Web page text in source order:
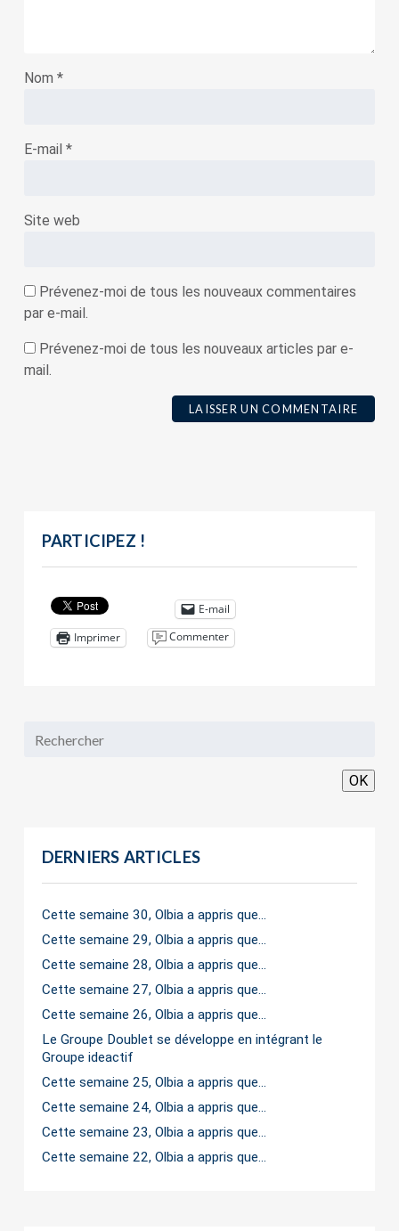
Nom *
E-mail *
Site web
Prévenez-moi de tous les nouveaux commentaires
par e-mail.
Prévenez-moi de tous les nouveaux articles par e-
mail.
PARTICIPEZ !
E-mail
Imprimer
Commenter
OK
DERNIERS ARTICLES
Cette semaine 30, Olbia a appris que…
Cette semaine 29, Olbia a appris que…
Cette semaine 28, Olbia a appris que…
Cette semaine 27, Olbia a appris que…
Cette semaine 26, Olbia a appris que…
Le Groupe Doublet se développe en intégrant le
Groupe ideactif
Cette semaine 25, Olbia a appris que…
Cette semaine 24, Olbia a appris que…
Cette semaine 23, Olbia a appris que…
Cette semaine 22, Olbia a appris que…